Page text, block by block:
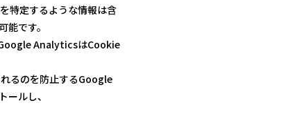
特定するような情報は含
です。
AnalyticsはCookie
るのを防止するGoogle
ルし、